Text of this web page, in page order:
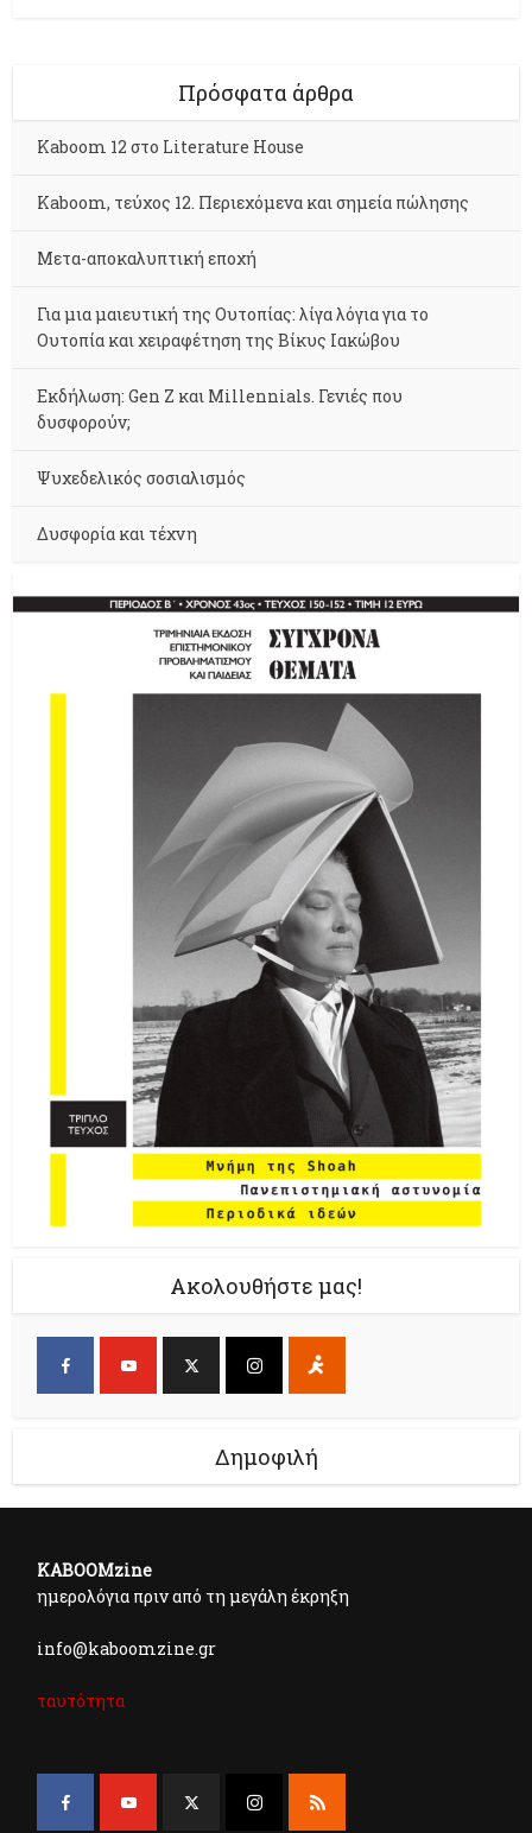
Πρόσφατα άρθρα
Kaboom 12 στο Literature House
Kaboom, τεύχος 12. Περιεχόμενα και σημεία πώλησης
Μετα-αποκαλυπτική εποχή
Για μια μαιευτική της Ουτοπίας: λίγα λόγια για το
Ουτοπία και χειραφέτηση της Βίκυς Ιακώβου
Εκδήλωση: Gen Z και Millennials. Γενιές που
δυσφορούν;
Ψυχεδελικός σοσιαλισμός
Δυσφορία και τέχνη
Ακολουθήστε μας!
Δημοφιλή
KABOOMzine
ημερολόγια πριν από τη μεγάλη έκρηξη
info@kaboomzine.gr
ταυτότητα